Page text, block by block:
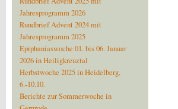
Jahresprogramm 2026
Rundbrief Advent 2024 mit
Jahresprogramm 2025
Epiphaniaswoche 01. bis 06. Januar
2026 in Heiligkreuztal
Herbstwoche 2025 in Heidelberg,
6.-10.10.
Berichte zur Sommerwoche in